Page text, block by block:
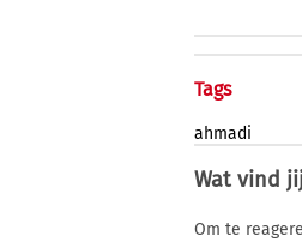
Tags
ahmadi
Wat vind
Om te